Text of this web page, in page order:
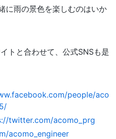
に雨の景色を楽しむのはいか
トと合わせて、公式SNSも是
people/aco
twitter.com/acomo_prg
acomo_engineer